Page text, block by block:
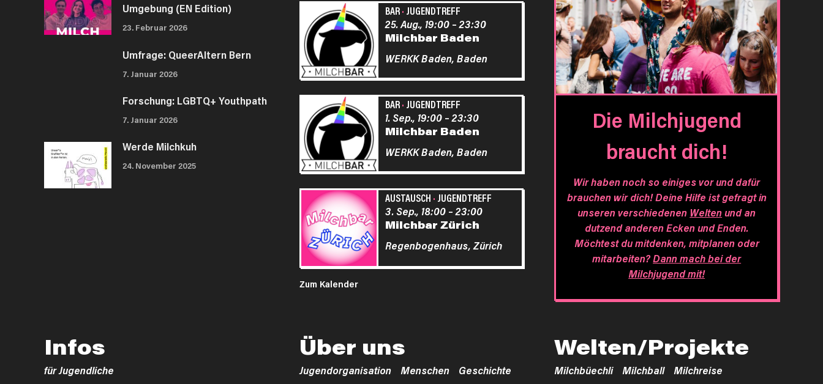
Umgebung (EN Edition)
23. Februar 2026
Umfrage: QueerAltern Bern
7. Januar 2026
Forschung: LGBTQ+ Youthpath
7. Januar 2026
Werde Milchkuh
24. November 2025
BAR· JUGENDTREFF
Milchbar Baden
25. Aug., 19:00 –23:30
WERKK Baden,Baden
BAR· JUGENDTREFF
Milchbar Baden
1. Sep., 19:00 –23:30
WERKK Baden,Baden
AUSTAUSCH · JUGENDTREFF
Milchbar Zürich
3. Sep., 18:00 –23:00
Regenbogenhaus,Zürich
Zum Kalender
Die Milchjugend
braucht dich!
Wir haben noch so einiges vor und dafür
brauchen wir dich! Deine Hilfe ist gefragt in
unseren verschiedenen Weltenund an
dutzend anderen Ecken und Enden.
Möchtest du mitdenken, mitplanen oder
mitarbeiten?Dann mach bei der
Milchjugend mit!
Infos
für Jugendliche
Über uns
Jugendorganisation Menschen
Geschichte
Welten/Projekte
Milchbüechli Milchball
Milchreise